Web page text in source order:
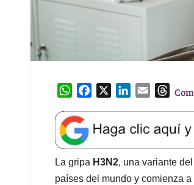
W
a
t
s
A
p
e
b
o
o
k
e
d
I
l
T
e
a
d
s
La gripa H3N2, una variante
países del mundo y comienza